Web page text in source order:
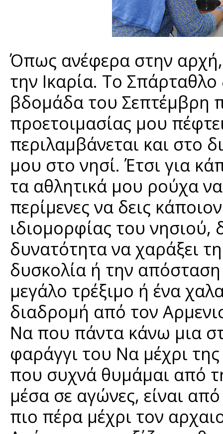
Όπως ανέφερα στην
την Ικαρία. Το Σπάρταθλο
βδομάδα του Σεπτέμβρη
προετοιμασίας μου
περιλαμβάνεται και στο
μου στο νησί. Έτσι για
τα αθλητικά μου ρούχα
περίμενες να δεις
ιδιομορφίας του νησιού,
δυνατότητα να χαράξει
δυσκολία ή την απόσταση
μεγάλο τρέξιμο ή ένα
διαδρομή από τον
Να που πάντα κάνω μια
φαράγγι του Να μέχρι
που συχνά θυμάμαι από
μέσα σε αγώνες, είναι
πιο πέρα μέχρι τον